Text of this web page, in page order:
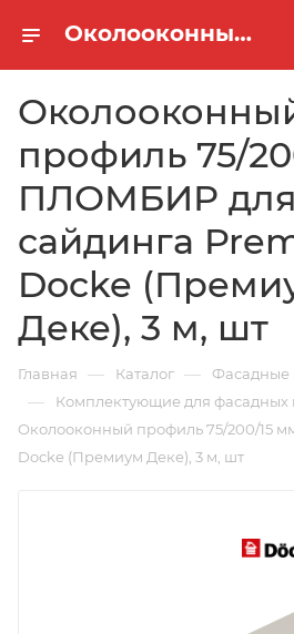
Околооконный профиль 75/200/15 мм ПЛОМБИР для сайдинга Premium Docke (Премиум Деке), 3 м, шт
профиль 75/
ПЛОМБИР для
сайдинга
Docke
Деке), 3 м, шт
Главная — Каталог — Фасадные
— Комплектующие для фасадных
Околооконный профиль 75/200/15
Docke (Премиум Деке), 3 м, шт